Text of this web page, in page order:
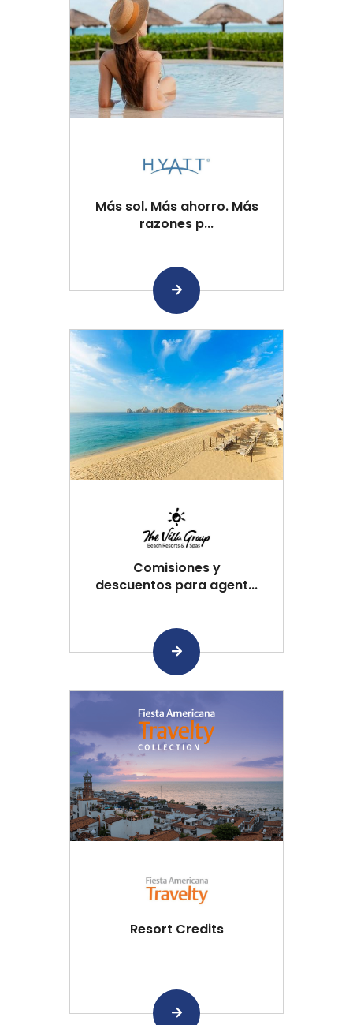
Más sol. Más ahorro. Más
razones p...
Comisiones y
descuentos para agent...
Resort Credits